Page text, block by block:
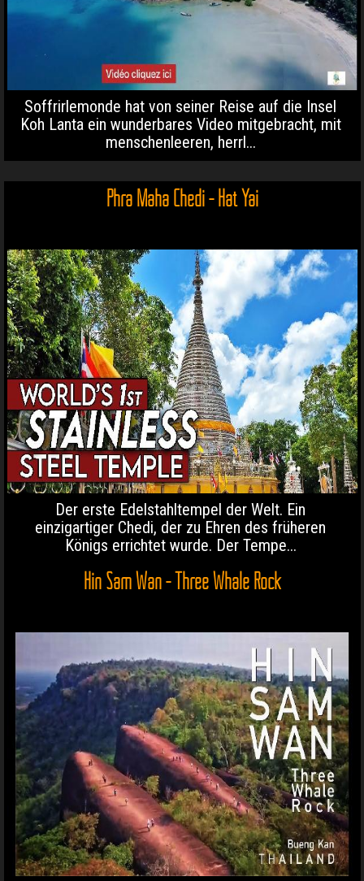
Soffrirlemonde hat von seiner Reise auf die Insel
Koh Lanta ein wunderbares Video mitgebracht, mit
menschenleeren, herrl...
Phra Maha Chedi - Hat Yai
Der erste Edelstahltempel der Welt. Ein
einzigartiger Chedi, der zu Ehren des früheren
Königs errichtet wurde. Der Tempe...
Hin Sam Wan - Three Whale Rock